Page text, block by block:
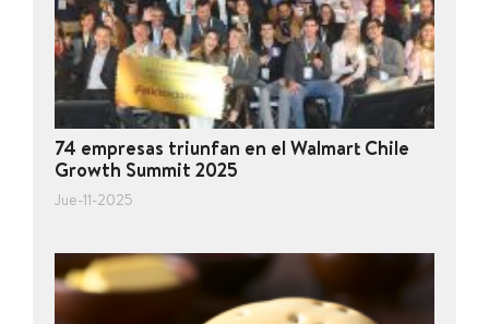
74 empresas triunfan en el Walmart Chile
Growth Summit 2025
Jue-11-2025